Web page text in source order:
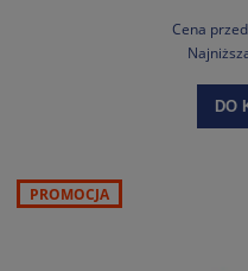
Cena
DO
PROMOCJA